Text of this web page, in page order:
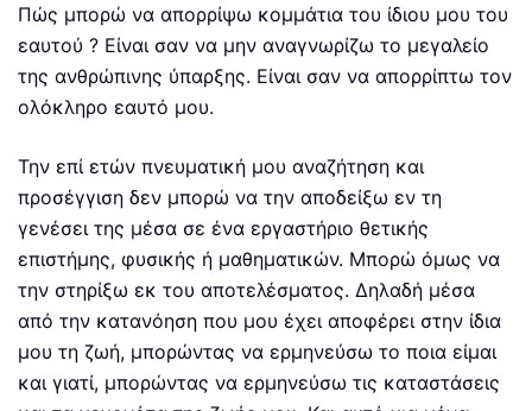
Πώς μπορώ να απορρίψω κομμάτια του ίδιου μου του
εαυτού ? Είναι σαν να μην αναγνωρίζω το μεγαλείο
της ανθρώπινης ύπαρξης. Είναι σαν να απορρίπτω τον
ολόκληρο εαυτό μου.
Την επί ετών πνευματική μου αναζήτηση και
προσέγγιση δεν μπορώ να την αποδείξω εν τη
γενέσει της μέσα σε ένα εργαστήριο θετικής
επιστήμης, φυσικής ή μαθηματικών. Μπορώ όμως να
την στηρίξω εκ του αποτελέσματος. Δηλαδή μέσα
από την κατανόηση που μου έχει αποφέρει στην ίδια
μου τη ζωή, μπορώντας να ερμηνεύσω το ποια είμαι
και γιατί, μπορώντας να ερμηνεύσω τις καταστάσεις